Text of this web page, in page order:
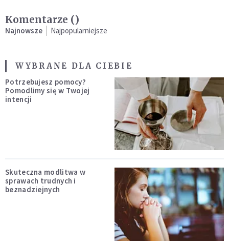
Komentarze ()
Najnowsze Najpopularniejsze
WYBRANE DLA CIEBIE
Potrzebujesz pomocy?
Pomodlimy się w Twojej
intencji
Skuteczna modlitwa w
sprawach trudnych i
beznadziejnych